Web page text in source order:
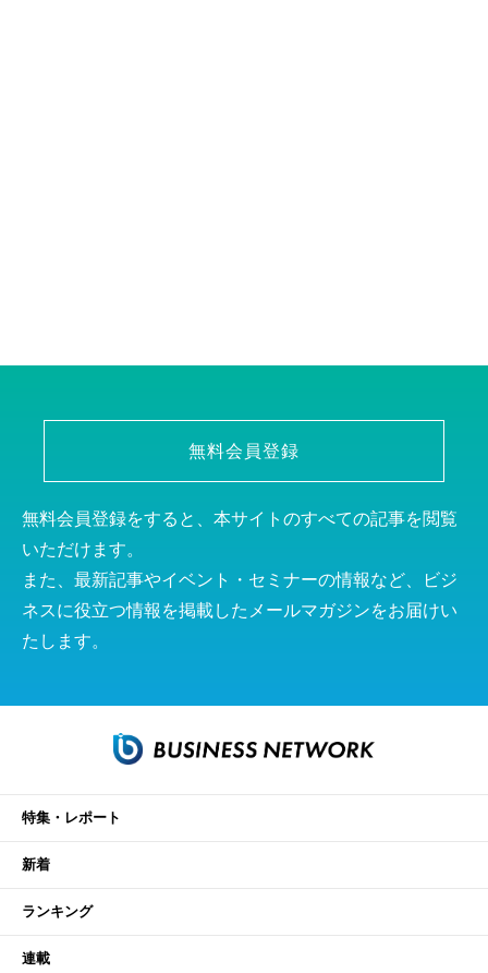
無料会員登録
無料会員登録をすると、本サイトのすべての記事を閲覧
いただけます。
また、最新記事やイベント・セミナーの情報など、ビジ
ネスに役立つ情報を掲載したメールマガジンをお届けい
たします。
特集・レポート
新着
ランキング
連載